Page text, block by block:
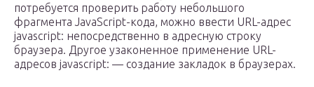
потребуется проверить работу небольшого
фрагмента JavaScript-кода, можно ввести URL-адрес
javascript: непосредственно в адресную строку
браузера. Другое узаконенное применение URL-
адресов javascript: — создание закладок в браузерах.